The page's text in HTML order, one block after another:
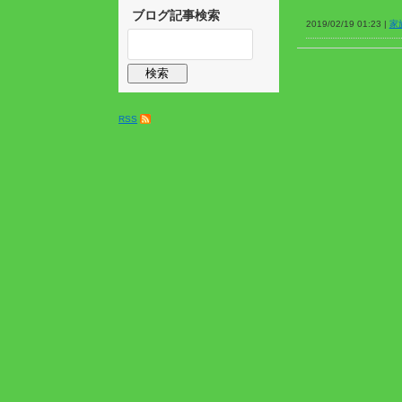
ブログ記事検索
RSS
2019/02/19 01:23 | 家